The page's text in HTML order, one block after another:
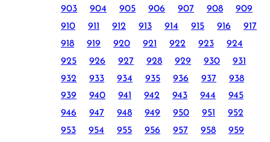
903
904 905 906 907 908
909
910
911 912 913 914 915 916
917
918
919 920 921 922 923
924
925
926 927 928 929 930
931
932
933 934 935 936 937
938
939
940 941 942 943 944
945
946
947 948 949 950 951
952
953
954 955 956 957 958
959